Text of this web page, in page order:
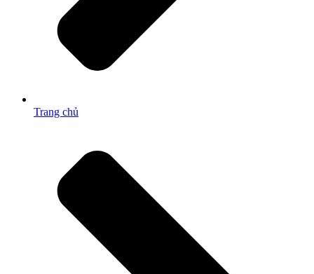
Trang chủ